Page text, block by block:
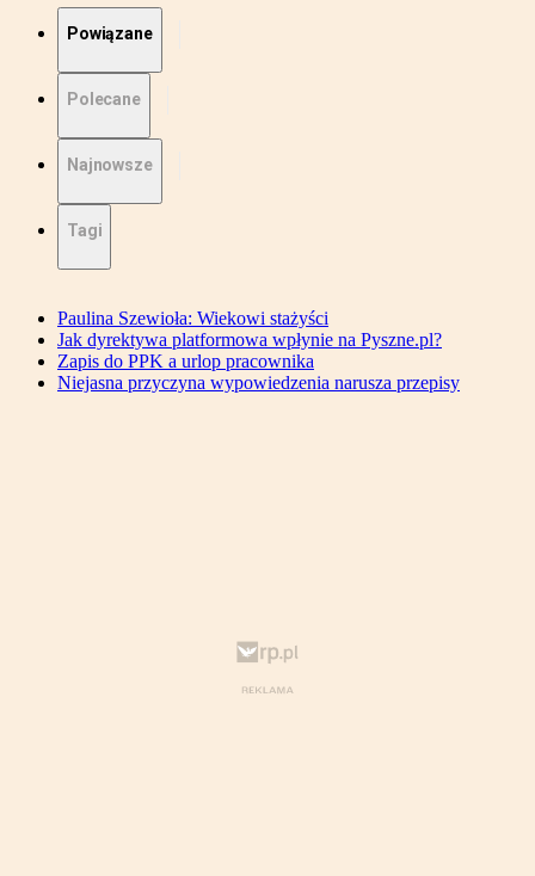
Powiązane
Polecane
Najnowsze
Tagi
Paulina Szewioła: Wiekowi stażyści
Jak dyrektywa platformowa wpłynie na Pyszne.pl?
Zapis do PPK a urlop pracownika
Niejasna przyczyna wypowiedzenia narusza przepisy